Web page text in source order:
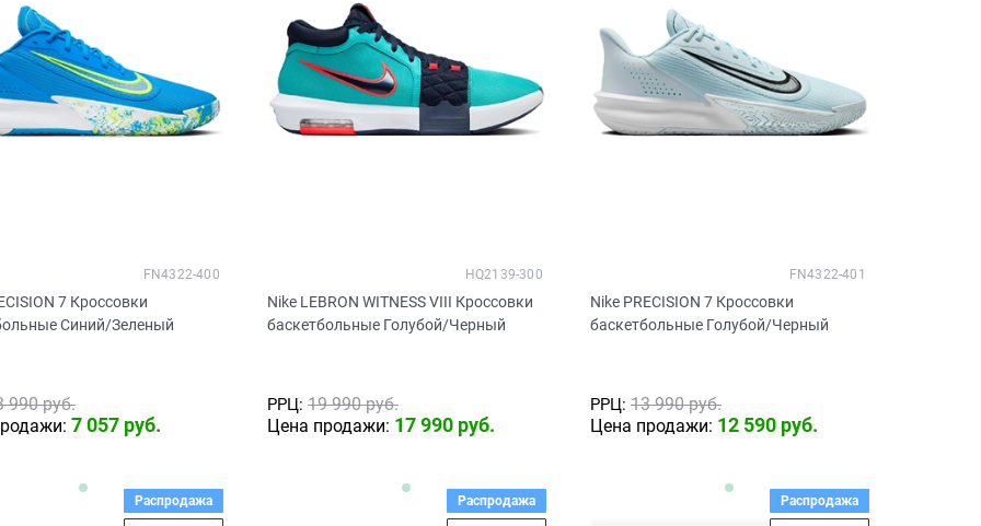
7 Кроссовки
Синий/Зеленый
FN4322-400
990 руб.
7 057 руб.
Nike LEBRON WITNESS VIII Кроссовки
баскетбольные Голубой/Черный
HQ2139-300
РРЦ: 19 990 руб.
Цена продажи: 17 990 руб.
Nike PRECISION 7 Кроссовки
баскетбольные Голубой/Черный
FN4322-401
РРЦ: 13 990 руб.
Цена продажи: 12 590 руб.
Распродажа
Распродажа
Распродажа